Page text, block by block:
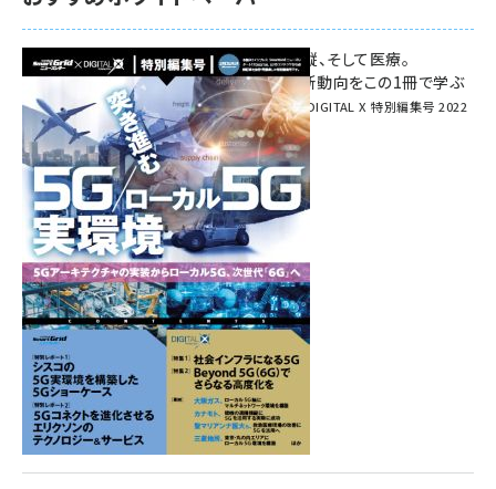
環境対策、建機の遠隔操縦、そして医療。
次世代通信規格「5G」最新動向をこの1冊で学ぶ
SmartGrid ニューズレター × DIGITAL X 特別編集号 2022
Summer